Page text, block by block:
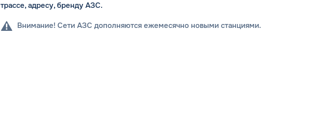
трассе, адресу, бренду АЗС.
Внимание! Сети АЗС дополняются ежемесячно новыми станциями.